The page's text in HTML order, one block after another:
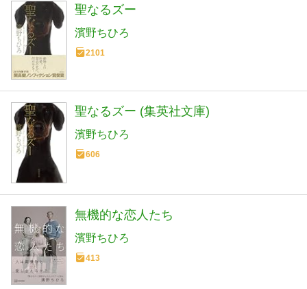
聖なるズー
濱野ちひろ
2101
聖なるズー (集英社文庫)
濱野ちひろ
606
無機的な恋人たち
濱野ちひろ
413